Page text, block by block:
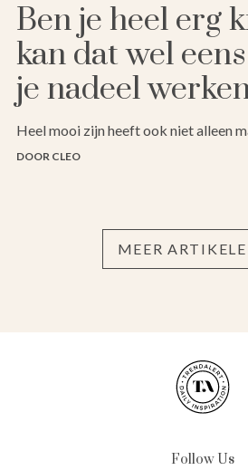
Ben je heel erg
kan dat wel
je nadeel
Heel mooi zijn heeft ook niet alleen
DOOR CLEO
MEER
Follow Us